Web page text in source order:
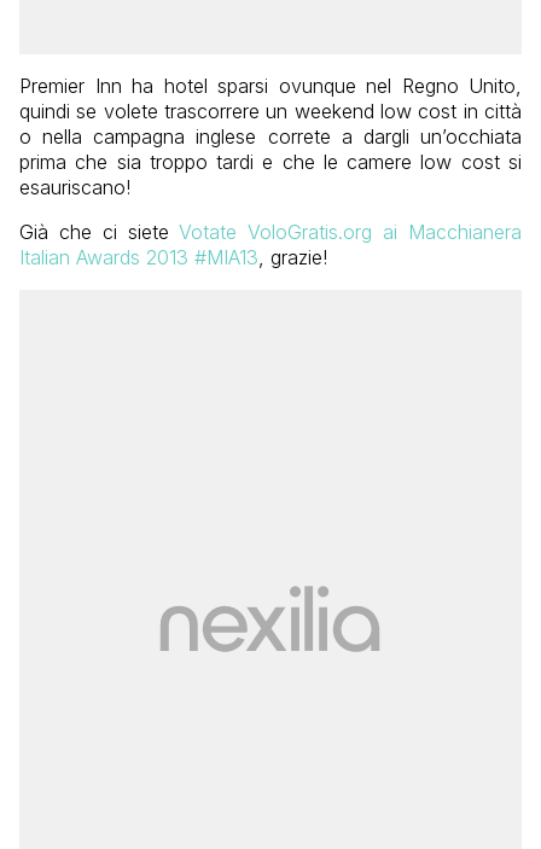
Premier Inn ha hotel sparsi ovunque nel Regno Unito,
quindi se volete trascorrere un weekend low cost in città
o nella campagna inglese correte a dargli un’occhiata
prima che sia troppo tardi e che le camere low cost si
esauriscano!
Già che ci sieteVotate VoloGratis.org ai Macchianera
Italian Awards 2013 #MIA13 , grazie!